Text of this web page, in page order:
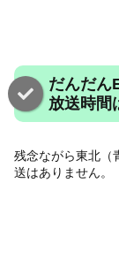
だんだん
放送時間
残念ながら東北（
送はありません。